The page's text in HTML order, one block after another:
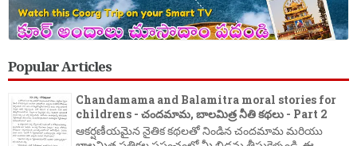
Popular Articles
Chandamama and Balamitra moral stories for
childrens - చందమామ, బాలమిత్ర నీతి కథలు - Part 2
ఆకర్షణీయమైన నైతిక కథలతో నిండిన చందమామ మరియు